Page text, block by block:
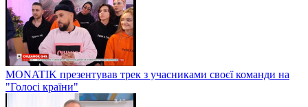
MONATIK презентував трек з учасниками своєї команди на
"Голосі країни"